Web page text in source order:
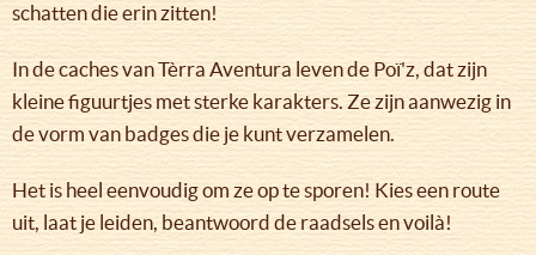
schatten die erin zitten!
In de caches van Tèrra Aventura leven de Poï'z, dat zijn
kleine figuurtjes met sterke karakters. Ze zijn aanwezig in
de vorm van badges die je kunt verzamelen.
Het is heel eenvoudig om ze op te sporen! Kies een route
uit, laat je leiden, beantwoord de raadsels en voilà!